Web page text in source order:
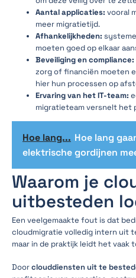
Aantal applicaties: vooral
meer migratietijd.
Afhankelijkheden:
moeten goed op elkaar
Beveiliging en compliance:
zorg of financiën moeten
hier hun processen op
Ervaring van het IT-team:
migratieteam versnelt het
Hoe lang... Hoe lang
elektrische gordijnen
Waarom je
uitbesteden
Een veelgemaakte fout is dat
cloudmigratie volledig intern uit
maar in de praktijk leidt het
Doorclouddiensten uit te